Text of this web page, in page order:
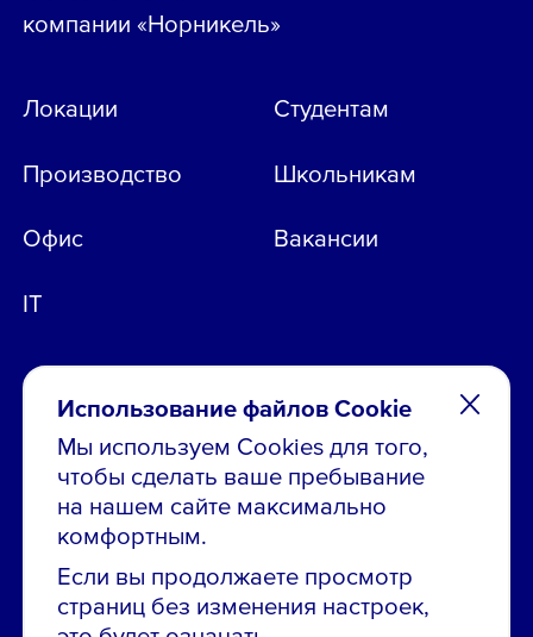
Использование файлов Cookie
Мы используем Cookies для того,
чтобы сделать ваше пребывание
на нашем сайте максимально
комфортным.
Если вы продолжаете просмотр
страниц без изменения настроек,
Остались вопросы по вакансиям?
Звони в контакт-центр:
8 800 700-19-43
компании «Норникель»
Локации
Производство
Офис
IT
Студентам
Школьникам
Вакансии
Сообщить об ошибке на сайте